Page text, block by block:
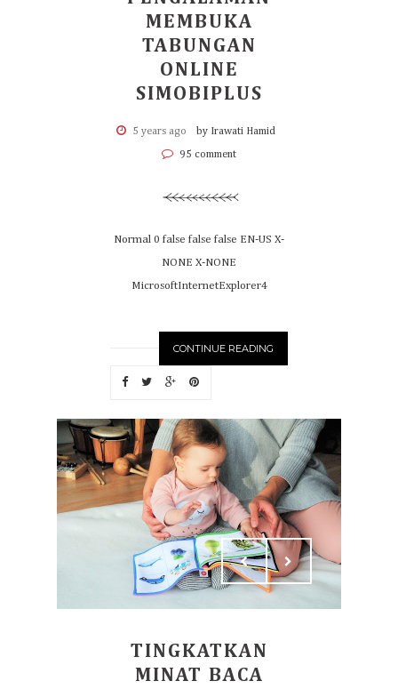
MEMBUKA
TABUNGAN
ONLINE
SIMOBIPLUS
5 years ago by Irawati Hamid
95 comment
Normal 0 false false false EN-US X-
NONE X-NONE
MicrosoftInternetExplorer4
CONTINUE READING
TINGKATKAN
MINAT BACA